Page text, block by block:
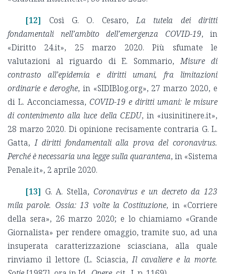
[12] Così G. O. Cesaro,La tutela dei diritti
fondamentali nell’ambito dell’emergenza COVID-19, in
«Diritto 24.it», 25 marzo 2020. Più sfumate le
valutazioni al riguardo di E. Sommario, Misure di
contrasto all’epidemia e diritti umani, fra limitazioni
ordinarie e deroghe, in «SIDIBlog.org», 27 marzo 2020, e
di L. Acconciamessa, COVID-19 e diritti umani: le misure
di contenimento alla luce della CEDU, in «iusinitinere.it»,
28 marzo 2020. Di opinione recisamente contraria G. L.
Gatta,I diritti fondamentali alla prova del coronavirus.
Perché è necessaria una legge sulla quarantena, in «Sistema
Penale.it», 2 aprile 2020.
[13] G. A. Stella, Coronavirus e un decreto da 123
mila parole. Ossia: 13 volte la Costituzione, in «Corriere
della sera», 26 marzo 2020; e lo chiamiamo «Grande
Giornalista» per rendere omaggio, tramite suo, ad una
insuperata caratterizzazione sciasciana, alla quale
rinviamo il lettore (L. Sciascia,Il cavaliere e la morte.